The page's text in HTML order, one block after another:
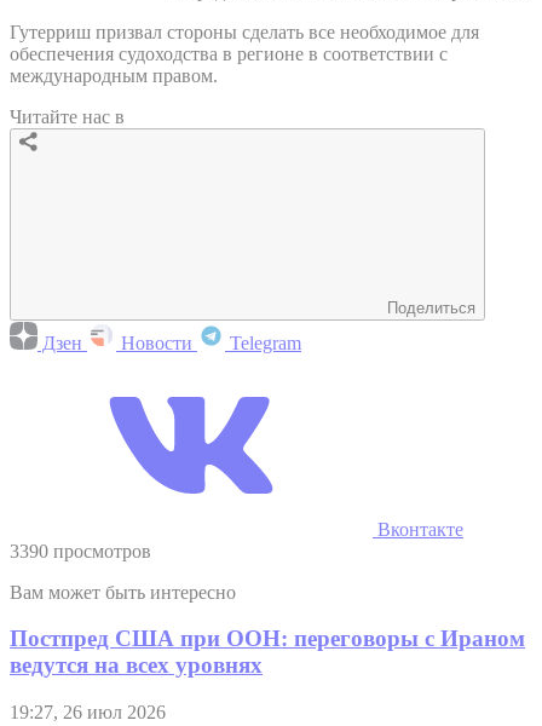
Гутерриш призвал стороны сделать все необходимое для
обеспечения судоходства в регионе в соответствии с
международным правом.
Читайте нас в
Поделиться
Дзен Новости Telegram
Вконтакте
3390 просмотров
Вам может быть интересно
Постпред США при ООН: переговоры с Ираном
ведутся на всех уровнях
19:27, 26 июл 2026